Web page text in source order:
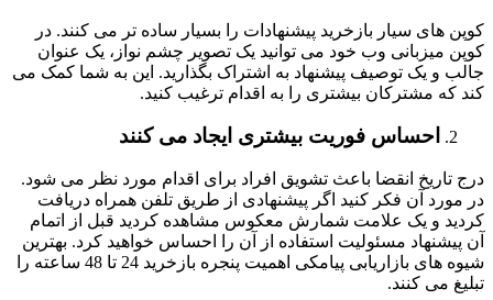
کوپن های سیار بازخرید پیشنهادات را بسیار ساده تر می کنند. در
کوپن میزبانی وب خود می توانید یک تصویر چشم نواز، یک عنوان
جالب و یک توصیف پیشنهاد به اشتراک بگذارید. این به شما کمک می
کند که مشترکان بیشتری را به اقدام ترغیب کنید.
احساس فوریت بیشتری ایجاد می کنند
درج تاریخ انقضا باعث تشویق افراد برای اقدام مورد نظر می شود.
در مورد آن فکر کنید اگر پیشنهادی از طریق تلفن همراه دریافت
کردید و یک علامت شمارش معکوس مشاهده کردید قبل از اتمام
آن پیشنهاد مسئولیت استفاده از آن را احساس خواهید کرد. بهترین
شیوه های بازاریابی پیامکی اهمیت پنجره بازخرید 24 تا 48 ساعته را
تبلیغ می کنند.